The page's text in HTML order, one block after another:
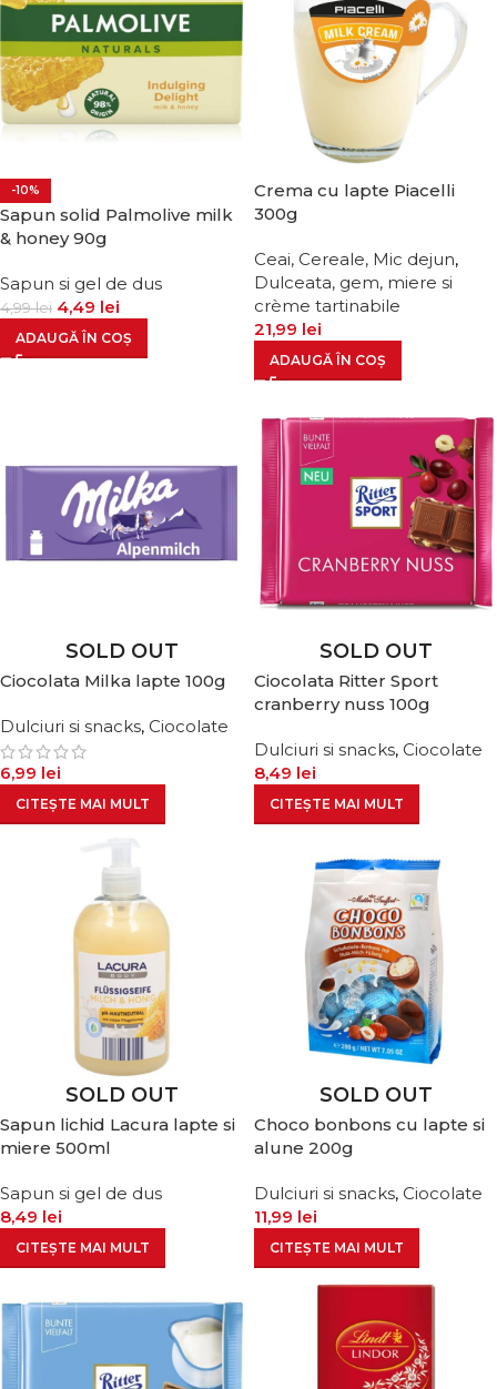
-10%
Sapun solid Palmolive milk
& honey 90g
Sapun si gel de dus
4,99lei 4,49 lei
ADAUGĂ ÎN COȘ
Crema cu lapte Piacelli
300g
Ceai, Cereale, Mic dejun,
Dulceata, gem, miere si
crème tartinabile
21,99 lei
ADAUGĂ ÎN COȘ
SOLD OUT
Ciocolata Milka lapte 100g
Dulciuri si snacks, Ciocolate
6,99 lei
CITEȘTE MAI MULT
SOLD OUT
Ciocolata Ritter Sport
cranberry nuss 100g
Dulciuri si snacks, Ciocolate
8,49 lei
CITEȘTE MAI MULT
SOLD OUT
Sapun lichid Lacura lapte si
miere 500ml
Sapun si gel de dus
8,49 lei
CITEȘTE MAI MULT
SOLD OUT
Choco bonbons cu lapte si
alune 200g
Dulciuri si snacks, Ciocolate
11,99 lei
CITEȘTE MAI MULT